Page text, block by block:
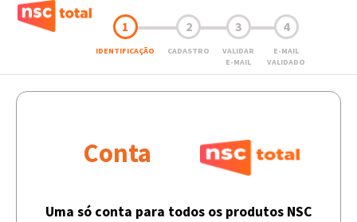
1
IDENTIFICAÇÃO
2
CADASTRO
3
VALIDAR
E-MAIL
4
E-MAIL
VALIDADO
Conta
Uma só conta para todos os produtos NSC